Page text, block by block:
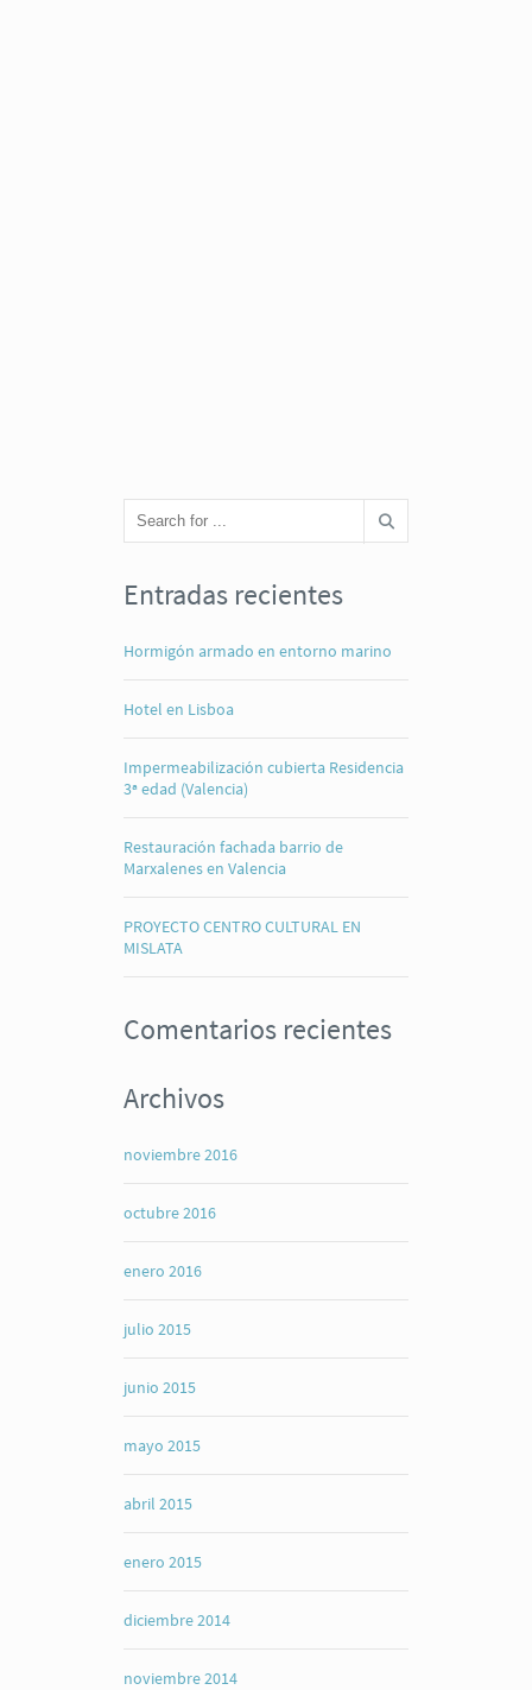
Entradas recientes
Hormigón armado en entorno marino
Hotel en Lisboa
Impermeabilización cubierta Residencia
3ª edad (Valencia)
Restauración fachada barrio de
Marxalenes en Valencia
PROYECTO CENTRO CULTURAL EN
MISLATA
Comentarios recientes
Archivos
noviembre 2016
octubre 2016
enero 2016
julio 2015
junio 2015
mayo 2015
abril 2015
enero 2015
diciembre 2014
noviembre 2014